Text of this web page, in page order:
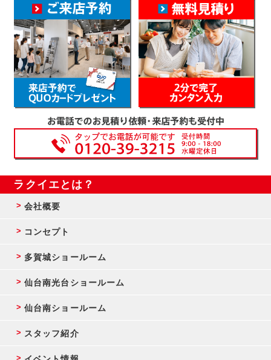
ラクイエとは？
会社概要
コンセプト
多賀城ショールーム
仙台南光台ショールーム
仙台南ショールーム
スタッフ紹介